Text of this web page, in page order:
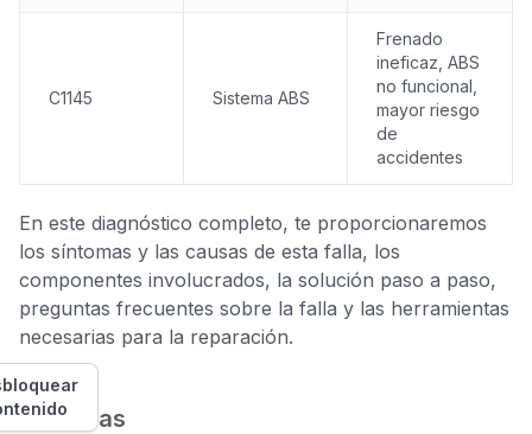
C1145 Sistema ABS
Frenado
ineficaz, ABS
no funcional,
mayor riesgo
de
accidentes
En este diagnóstico completo, te proporcionaremos
los síntomas y las causas de esta falla, los
componentes involucrados, la solución paso a paso,
preguntas frecuentes sobre la falla y las herramientas
necesarias para la reparación.
Síntomas